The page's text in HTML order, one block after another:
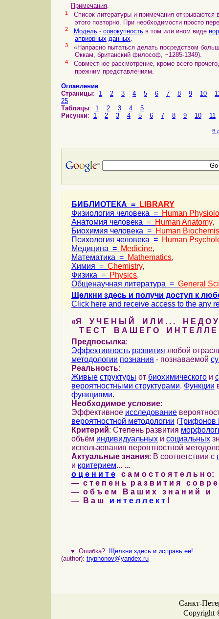
Примечания.
1
Список литературы и примечания
этого повторно. При необходимости просто
2 Модель - совокупность в том или ином виде
априорных данных
3
«Напрасно пытаться делать посредством
Оккам, британский философ, ~1285-1349).
4
Совместное рассмотрение, кроме всего
прежним представлениям.
Оглавление
Страницы: 1 2 3 4 5 6 7 8 9 10
25
Таблицы: 1 2 3 4
5
Рисунки: 1 2 3 4 5 6 7 8 9 10 11
В
БИБЛИОТЕКА =
LIBRARY
Физиология человека = Human
Анатомия человека = Human Anatomy,
Биохимия человека = Human
Психология человека = Human
Медицина = Medicine,
Математика = Mathematics,
Химия = Chemistry,
Физика = Physics,
Общенаучная литература = General
Щелкни здесь и получи доступ к
Click here and receive access to the any
«Я У Ч Е Н Ы Й И Л И . . . Н Е Д О У
Т Е С Т В А Ш Е Г О И Н Т Е Л Л Е
Предпосылка:
Эффективность развития любой
методологии познания - познаваемой
Реальность:
Живые структуры от биохимического и
вероятностными структурами. Функции
функциями.
Необходимое условие:
Эффективное исследование
вероятностной методологии (Трифонов
Критерий: Степень развития
объём индивидуальных и социальных
использования вероятностной
Актуальные знания: В соответствии с
и критерием... ...
о ц е н и т е с а м о с т о я т е л ь н о:
— с т е п е н ь р а з в и т и я с о в р
— о б ъ е м В а ш и х з н а н и й и
— В а ш и н т е л л е к т !
♥ Ошибка? Щелкни здесь и исправь ее!
(author): tryphonov@yandex.ru
Санкт-
Copyright